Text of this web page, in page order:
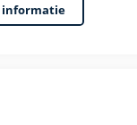
informatie